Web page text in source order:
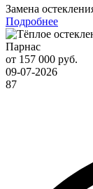
Замена
Подробнее
Парнас
от 157 000 руб.
09-07-2026
87